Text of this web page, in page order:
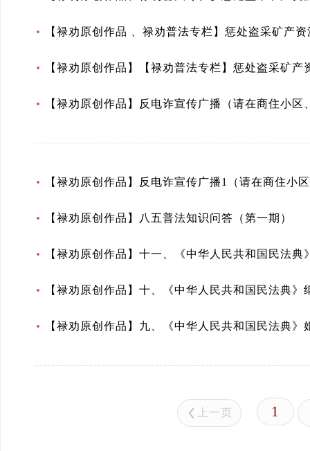
【禄劝原创作品 、禄劝普法专栏】惩处盗采矿产
【禄劝原创作品】【禄劝普法专栏】惩处盗采矿产
【禄劝原创作品】反电诈宣传广播（请在商住小
【禄劝原创作品】反电诈宣传广播1（请在商住小
【禄劝原创作品】八五普法知识问答（第一期）
【禄劝原创作品】十一、《中华人民共和国民法典
【禄劝原创作品】十、《中华人民共和国民法典》
【禄劝原创作品】九、《中华人民共和国民法典》
上一页 1